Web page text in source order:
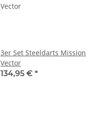
3er Set Steeldarts Mission
Vector
134,95 € *